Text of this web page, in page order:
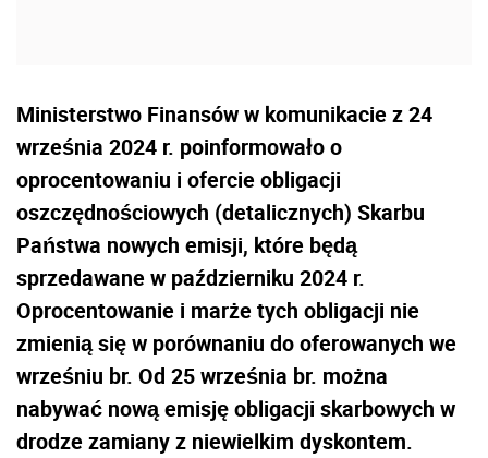
Ministerstwo Finansów w komunikacie z 24
września 2024 r. poinformowało o
oprocentowaniu i ofercie obligacji
oszczędnościowych (detalicznych) Skarbu
Państwa nowych emisji, które będą
sprzedawane w październiku 2024 r.
Oprocentowanie i marże tych obligacji nie
zmienią się w porównaniu do oferowanych we
wrześniu br. Od 25 września br. można
nabywać nową emisję obligacji skarbowych w
drodze zamiany z niewielkim dyskontem.